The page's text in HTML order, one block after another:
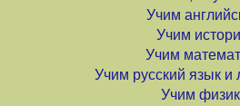
Учим
Учим
Учим
Учим русский язык и
Учим